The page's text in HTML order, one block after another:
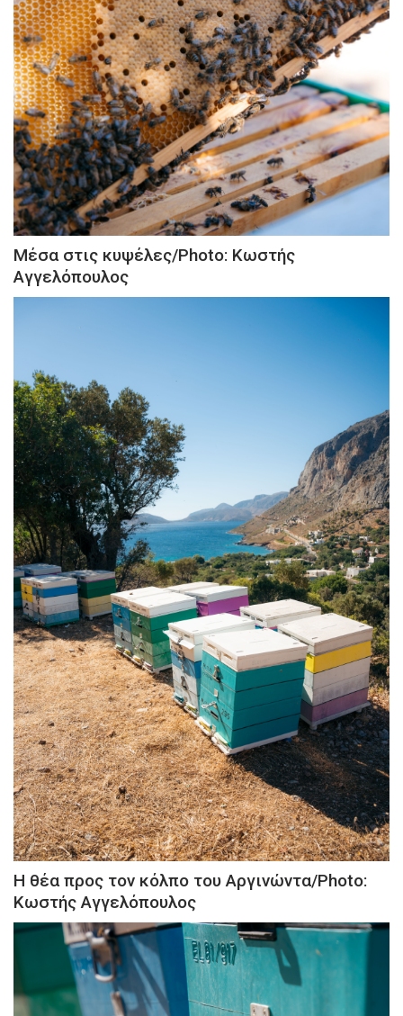
Μέσα στις κυψέλες/Photo: Κωστής
Αγγελόπουλος
Η θέα προς τον κόλπο του Αργινώντα/Photo:
Κωστής Αγγελόπουλος